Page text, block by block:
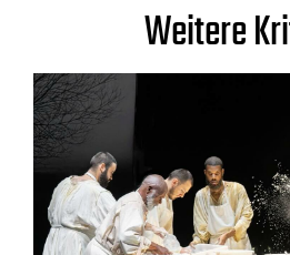
Weitere